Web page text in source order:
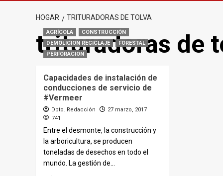
HOGAR TRITURADORAS DE TOLVA
trituradoras de
AGRÍCOLA
CONSTRUCCIÓN
DEMOLICION RECICLAJE
FORESTAL
PERFORACION
Capacidades de instalación de
conducciones de servicio de
#Vermeer
Dpto. Redacción
27 marzo, 2017
741
Entre el desmonte, la construcción y
la arboricultura, se producen
toneladas de desechos en todo el
mundo. La gestión de...